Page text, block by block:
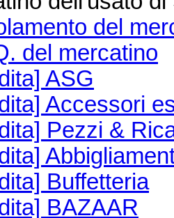
del
del mercatino
ASG
Accessori
Pezzi &
Buffetteria
BAZAAR